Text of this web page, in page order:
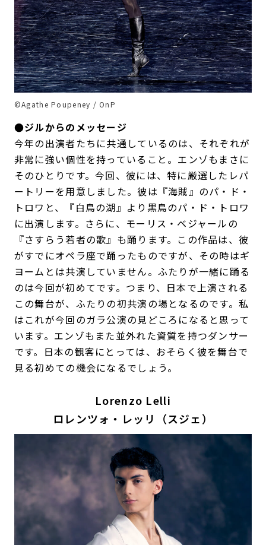
©Agathe Poupeney / OnP
●ジルからのメッセージ
今年の出演者たちに共通しているのは、それぞれが
非常に強い個性を持っていること。エンゾもまさに
そのひとりです。今回、彼には、特に厳選したレパ
ートリーを用意しました。彼は『海賊』のパ・ド・
トロワと、『白鳥の湖』より黒鳥のパ・ド・トロワ
に出演します。さらに、モーリス・ベジャールの
『さすらう若者の歌』も踊ります。この作品は、彼
がすでにオペラ座で踊ったものですが、その時はギ
ヨームとは共演していません。ふたりが一緒に踊る
のは今回が初めてです。つまり、日本で上演される
この舞台が、ふたりの初共演の場となるのです。私
はこれが今回のガラ公演の見どころになると思って
います。エンゾもまた並外れた資質を持つダンサー
です。日本の観客にとっては、おそらく彼を舞台で
見る初めての機会になるでしょう。
Lorenzo Lelli
ロレンツォ・レッリ（スジェ）